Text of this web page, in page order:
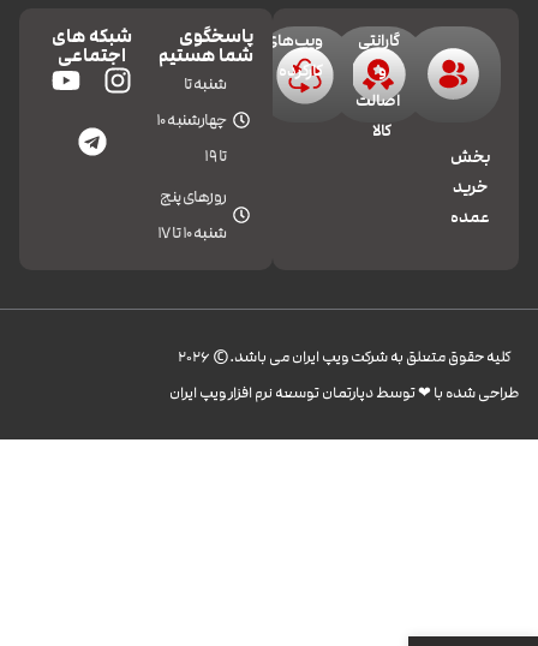
بخش
خرید
عمده
گارانتی
و
اصالت
کالا
ویپ‌های
کارکرده
پاسخگوی
شما هستیم
شنبه تا
چهارشنبه 10
تا 19
روزهای پنج
شنبه 10 تا 17
شبکه های
اجتماعی
کليه حقوق متعلق به شرکت ویپ ایران می باشد.© 2026
طراحی شده با ❤︎ توسط دپارتمان توسعه نرم افزار ویپ ایران